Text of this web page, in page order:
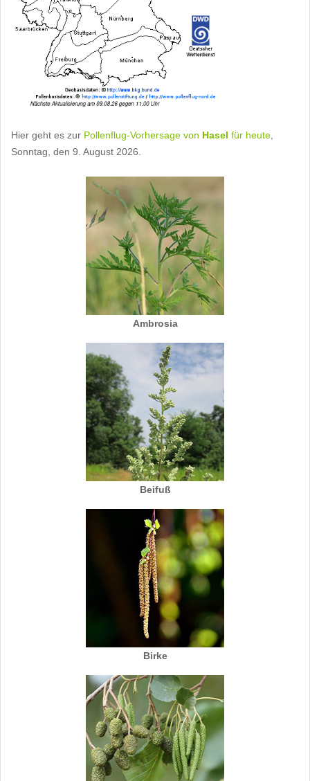
Hier geht es zur Pollenflug-Vorhersage von Hasel für heute
Sonntag, den 9. August 2026.
Ambrosia
Beifuß
Birke